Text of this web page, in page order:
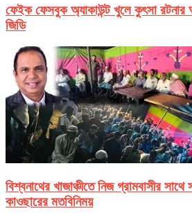
ফেইক ফেসবুক অ্যাকাউন্ট খুলে কুৎসা রটনার
জিডি
বিশ্বনাথের খাজাঞ্চীতে নিজ গ্রামবাসীর সাথে
কাওছারের মতবিনিময়